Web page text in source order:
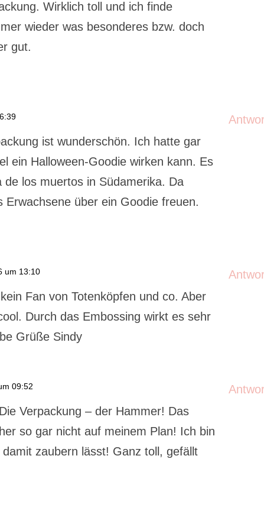
Wirklich toll und ich finde
wieder was besonderes bzw. doch
gut.
ist wunderschön. Ich hatte gar
ein Halloween-Goodie wirken kann. Es
de los muertos in Südamerika. Da
Erwachsene über ein Goodie freuen.
um 13:10
Fan von Totenköpfen und co. Aber
Durch das Embossing wirkt es sehr
Grüße Sindy
09:52
Verpackung – der Hammer! Das
so gar nicht auf meinem Plan! Ich bin
zaubern lässt! Ganz toll, gefällt